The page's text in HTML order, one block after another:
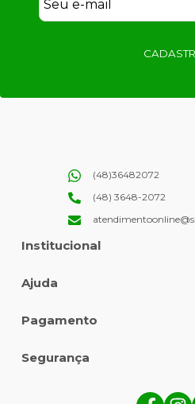
Institucional
Ajuda
(48)36482072
(48) 3648-2072
Pagamento
Segurança